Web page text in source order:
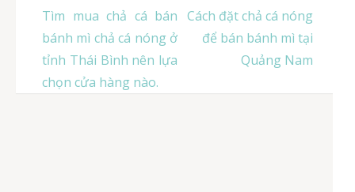
Điều
hướng
bài
viết
Tìm mua chả cá bán
bánh mì chả cá nóng ở
tỉnh Thái Bình nên lựa
chọn cửa hàng nào.
Cách đặt chả cá nóng
để bán bánh mì tại
Quảng Nam